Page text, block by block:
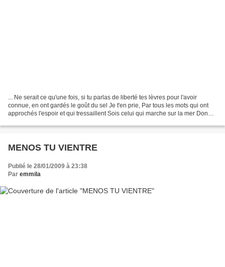
... Ne serait ce qu'une fois, si tu parlas de liberté tes lèvres pour l'avoir
connue, en ont gardés le goût du sel Je t'en prie, Par tous les mots qui ont
approchés l'espoir et qui tressaillent Sois celui qui marche sur la mer Donne-
MENOS TU VIENTRE
Publié le 28/01/2009 à 23:38
Par emmila